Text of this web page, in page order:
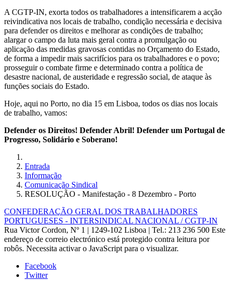
A CGTP-IN, exorta todos os trabalhadores a intensificarem a acção
reivindicativa nos locais de trabalho, condição necessária e decisiva
para defender os direitos e melhorar as condições de trabalho;
alargar o campo da luta mais geral contra a promulgação ou
aplicação das medidas gravosas contidas no Orçamento do Estado,
de forma a impedir mais sacrifícios para os trabalhadores e o povo;
prosseguir o combate firme e determinado contra a política de
desastre nacional, de austeridade e regressão social, de ataque às
funções sociais do Estado.
Hoje, aqui no Porto, no dia 15 em Lisboa, todos os dias nos locais
de trabalho, vamos:
Defender os Direitos! Defender Abril! Defender um Portugal de
Progresso, Solidário e Soberano!
Entrada
Informação
Comunicação Sindical
RESOLUÇÃO - Manifestação - 8 Dezembro - Porto
CONFEDERAÇÃO GERAL DOS TRABALHADORES
PORTUGUESES - INTERSINDICAL NACIONAL / CGTP-IN
Rua Victor Cordon, Nº 1 | 1249-102 Lisboa | Tel.: 213 236 500 Este
endereço de correio electrónico está protegido contra leitura por
robôs. Necessita activar o JavaScript para o visualizar.
Facebook
Twitter